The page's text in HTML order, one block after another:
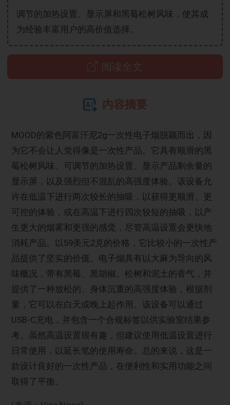
调节的加热设置、显示屏和黑莓松树风味，使其成
为经验丰富用户的高价值选择。
阅读全文
内容摘要
MOOD的紫色阿富汗尼2g一次性电子烟脱颖而出，因
为它不会让人觉得像是一次性产品。它具有顺滑的黑
莓松树风味、可调节的加热设置、显示产品剩余量的
显示屏，以及强烈但不混乱的高强度体验。该设备允
许在低温下进行两次较长的抽吸，以获得更顺滑、更
可控的体验，或在高温下进行四次较短的抽吸，以产
生更大的烟雾和更强的感觉，尽管高温设置会更快地
消耗产品。以59美元2克的价格，它比较小的一次性产
品提供了坚实的价值。电子烟具有以大麻为导向的风
味概况，带有黑莓、黑胡椒、松树和泥土的香气，并
提供了一种放松的、身体沉重的高强度体验，根据剂
量，它可以在白天或晚上起作用。该设备可以通过
USB-C充电，并包含一个合规标签以供实验室结果参
考。虽然高温设置很有趣，但建议使用低温设置进行
日常使用，以延长笔的使用寿命。总的来说，这是一
款设计良好的一次性产品，在便利性和实用功能之间
取得了平衡。